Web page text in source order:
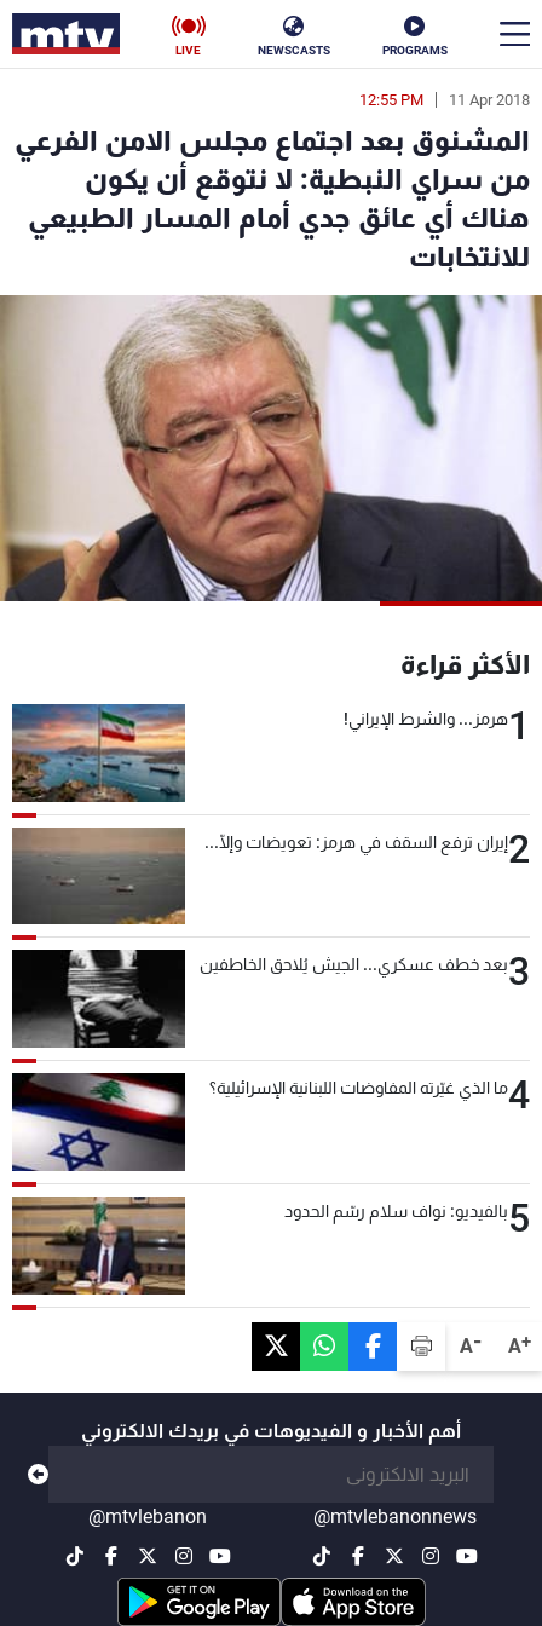
PROGRAMS
NEWSCASTS
LIVE
A+
A-
11 Apr 2018
12:55 PM
المشنوق بعد اجتماع مجلس الامن الفرعي
من سراي النبطية: لا نتوقع أن يكون
هناك أي عائق جدي أمام المسار الطبيعي
للانتخابات
الأكثر قراءة
1هرمز... والشرط الإيراني!
2إيران ترفع السقف في هرمز: تعويضات وإلّا...
3بعد خطف عسكري... الجيش يُلاحق الخاطفين
4ما الذي غيّرته المفاوضات اللبنانية الإسرائيلية؟
5بالفيديو: نواف سلام رسّم الحدود
أهم الأخبار و الفيديوهات في بريدك الالكتروني
@mtvlebanonnews
@mtvlebanon
en
الأخبار
سياسة ناس
منوعات رياضة
كأس العالم
البرامج
جدول البرامج
شاهد البرامج
الترددات
عن MTV
لاعلاناتكم
شروط الإسـتخدام
سياسة الخصوصية